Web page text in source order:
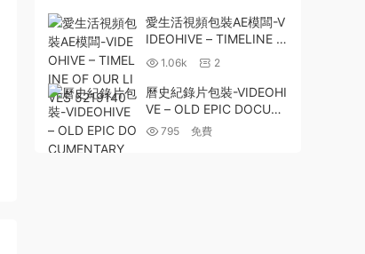
愛生活視頻包裝AE模闆-V
IDEOHIVE – TIMELINE O
F OUR LIVES 5219140
1.06k 2
曆史紀錄片包裝-VIDEOHI
VE – OLD EPIC DOCUM
ENTARY OPENER – 200
795 免費